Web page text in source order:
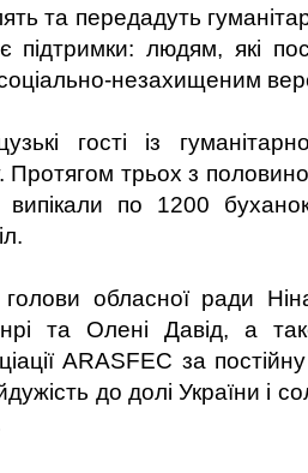
та передадуть
підтримки: людям, які
незахищеним
гості із
Протягом трьох з
випікали по 1200
обласної ради
та Олені Давід, а
ARASFEC за
до долі України і